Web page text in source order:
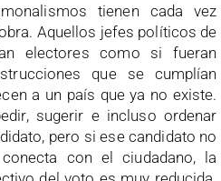
tienen cada vez
Aquellos jefes políticos de
electores como si fueran
que se cumplían
a un país que ya no existe.
sugerir e incluso ordenar
pero si ese candidato no
con el ciudadano, la